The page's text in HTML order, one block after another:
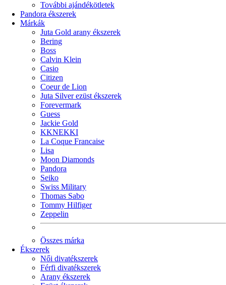
További ajándékötletek
Pandora ékszerek
Márkák
Juta Gold arany ékszerek
Bering
Boss
Calvin Klein
Casio
Citizen
Coeur de Lion
Juta Silver ezüst ékszerek
Forevermark
Guess
Jackie Gold
KKNEKKI
La Coque Francaise
Lisa
Moon Diamonds
Pandora
Seiko
Swiss Military
Thomas Sabo
Tommy Hilfiger
Zeppelin
Összes márka
Ékszerek
Női divatékszerek
Férfi divatékszerek
Arany ékszerek